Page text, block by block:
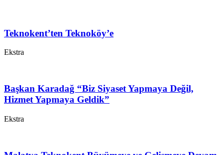
Teknokent’ten Teknoköy’e
Ekstra
Başkan Karadağ “Biz Siyaset Yapmaya Değil,
Hizmet Yapmaya Geldik”
Ekstra